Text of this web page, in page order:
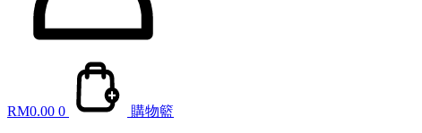
RM0.00 0 購物籃